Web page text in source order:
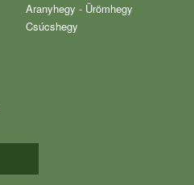
Aranyhegy - Ürömhegy
Csúcshegy